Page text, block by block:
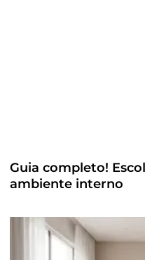
Guia completo!
ambiente interno